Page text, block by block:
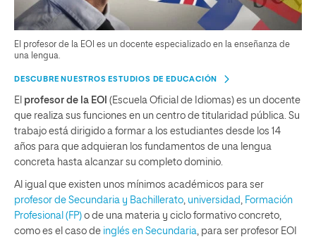
El profesor de la EOI es un docente especializado en la enseñanza de
una lengua.
DESCUBRE NUESTROS ESTUDIOS DE EDUCACIÓN
El profesor de la EOI (Escuela Oficial de Idiomas) es un docente
que realiza sus funciones en un centro de titularidad pública. Su
trabajo está dirigido a formar a los estudiantes desde los 14
años para que adquieran los fundamentos de una lengua
concreta hasta alcanzar su completo dominio.
Al igual que existen unos mínimos académicos para ser
profesor de Secundaria y Bachillerato universidad
Formación
Profesional (FP) o de una materia y ciclo formativo concreto,
como es el caso de inglés en Secundaria , para ser profesor EOI